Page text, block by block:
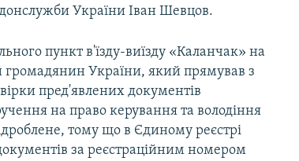
України Іван Шевцов.
пункт в'їзду-виїзду «Каланчак» на
громадянин України, який прямував з
пред'явлених документів
на право керування та володіння
тому що в Єдиному реєстрі
за реєстраційним номером